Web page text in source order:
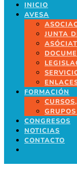
INICIO
AVESA
JUNTA
FORMACIÓN
CONGRESOS
NOTICIAS
CONTACTO